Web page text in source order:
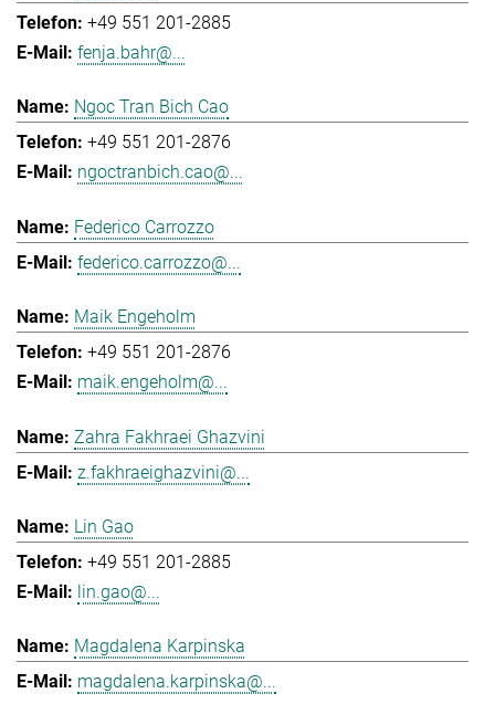
+49 551 201-2885
fenja.bahr@...
Ngoc Tran Bich Cao
+49 551 201-2876
ngoctranbich.cao@...
Federico Carrozzo
federico.carrozzo@...
Maik Engeholm
+49 551 201-2876
maik.engeholm@...
Zahra Fakhraei Ghazvini
z.fakhraeighazvini@...
Lin Gao
+49 551 201-2885
lin.gao@...
Magdalena Karpinska
magdalena.karpinska@...